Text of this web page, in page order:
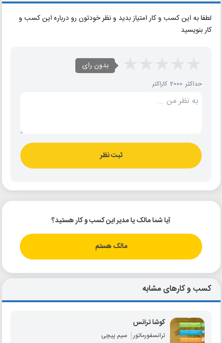
لطفا به این کسب و کار امتیاز بدید و نظر خودتون رو درباره این کسب و
کار بنویسید
بدون رای
حداکثر 2000 کاراکتر
ثبت نظر
آیا شما مالک یا مدیر این کسب و کار هستید؟
مالک هستم
کسب و کارهای مشابه
کوشا ترانس
ترانسفورماتور سیم پیچی